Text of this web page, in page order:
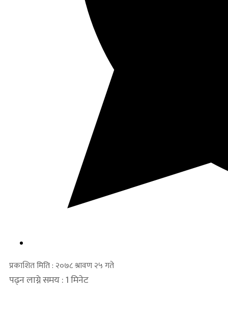
प्रकाशित मिति : २०७८ श्रावण २५ गते
पढ्न लाग्ने समय : 1 मिनेट